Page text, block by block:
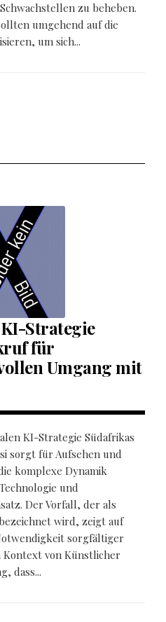
zu beheben.
umgehend auf die
um sich...
Strategie
für
Umgang mit
KI-Strategie Südafrikas
sorgt für Aufsehen und
komplexe Dynamik
und
Der Vorfall, der als
wird, zeigt auf
sorgfältiger
von Künstlicher
dass...